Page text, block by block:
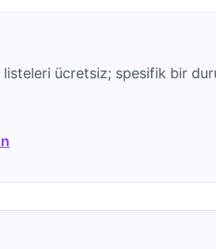
ücretsiz; spesifik bir